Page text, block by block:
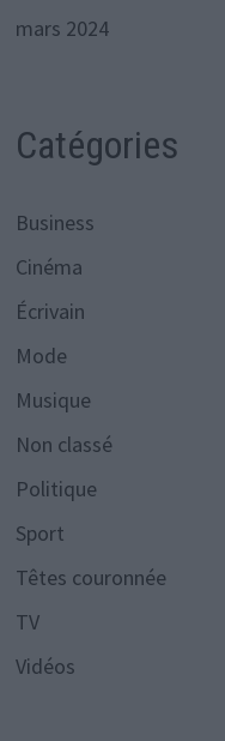
mars 2024
Catégories
Business
Cinéma
Écrivain
Mode
Musique
Non classé
Politique
Sport
Têtes couronnée
TV
Vidéos